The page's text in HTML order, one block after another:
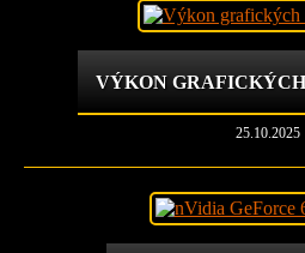
VÝKON
25.10.2025